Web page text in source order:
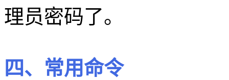
理员密码了。
四、常用命令